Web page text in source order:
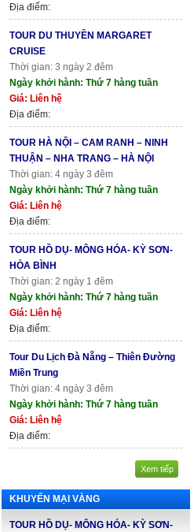
Địa điểm:
TOUR DU THUYỀN MARGARET
CRUISE
Thời gian: 3 ngày 2 đêm
Ngày khởi hành: Thứ 7 hàng tuần
Giá: Liên hệ
Địa điểm:
TOUR HÀ NỘI – CAM RANH – NINH
THUẬN – NHA TRANG – HÀ NỘI
Thời gian: 4 ngày 3 đêm
Ngày khởi hành: Thứ 7 hàng tuần
Giá: Liên hệ
Địa điểm:
TOUR HỒ DỤ- MÔNG HÓA- KỲ SƠN-
HÒA BÌNH
Thời gian: 2 ngày 1 đêm
Ngày khởi hành: Thứ 7 hàng tuần
Giá: Liên hệ
Địa điểm:
Tour Du Lịch Đà Nẵng – Thiên Đường
Miền Trung
Thời gian: 4 ngày 3 đêm
Ngày khởi hành: Thứ 7 hàng tuần
Giá: Liên hệ
Địa điểm:
Xem tiếp
KHUYẾN MẠI VÀNG
TOUR HỒ DỤ- MÔNG HÓA- KỲ SƠN-